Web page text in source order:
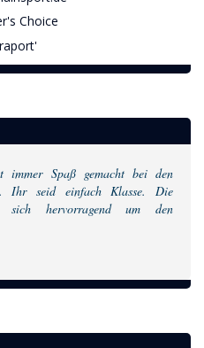
immer Spaß gemacht bei den
Ihr seid einfach Klasse. Die
sich hervorragend um den